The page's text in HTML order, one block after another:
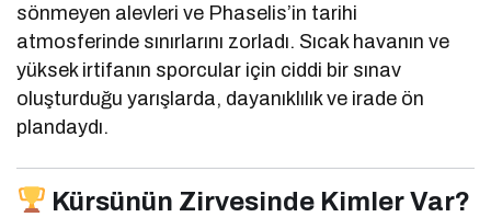
sönmeyen alevleri ve Phaselis’in tarihi
atmosferinde sınırlarını zorladı. Sıcak havanın ve
yüksek irtifanın sporcular için ciddi bir sınav
oluşturduğu yarışlarda, dayanıklılık ve irade ön
plandaydı.
Kürsünün Zirvesinde Kimler Var?